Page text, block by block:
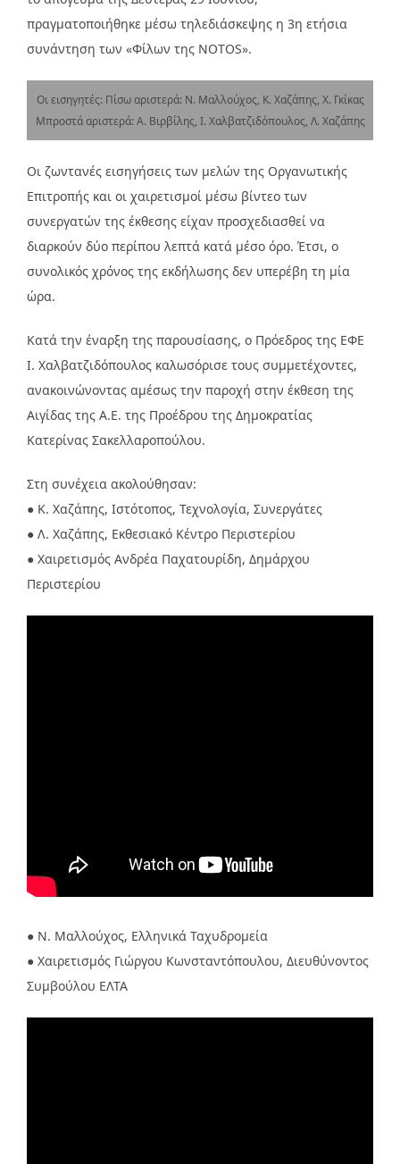
πραγματοποιήθηκε μέσω τηλεδιάσκεψης η 3η ετήσια
συνάντηση των «Φίλων της NOTOS».
Οι εισηγητές: Πίσω αριστερά: Ν. Μαλλούχος, Κ. Χαζάπης, Χ. Γκίκας
Μπροστά αριστερά: Α. Βιρβίλης, Ι. Χαλβατζιδόπουλος, Λ. Χαζάπης
Οι ζωντανές εισηγήσεις των μελών της Οργανωτικής
Επιτροπής και οι χαιρετισμοί μέσω βίντεο των
συνεργατών της έκθεσης είχαν προσχεδιασθεί να
διαρκούν δύο περίπου λεπτά κατά μέσο όρο. Έτσι, ο
συνολικός χρόνος της εκδήλωσης δεν υπερέβη τη μία
ώρα.
Κατά την έναρξη της παρουσίασης, ο Πρόεδρος της ΕΦΕ
Ι. Χαλβατζιδόπουλος καλωσόρισε τους συμμετέχοντες,
ανακοινώνοντας αμέσως την παροχή στην έκθεση της
Αιγίδας της Α.Ε. της Προέδρου της Δημοκρατίας
Κατερίνας Σακελλαροπούλου.
Στη συνέχεια ακολούθησαν:
● Κ. Χαζάπης, Ιστότοπος, Τεχνολογία, Συνεργάτες
● Λ. Χαζάπης, Εκθεσιακό Κέντρο Περιστερίου
● Χαιρετισμός Ανδρέα Παχατουρίδη, Δημάρχου
Περιστερίου
● Ν. Μαλλούχος, Ελληνικά Ταχυδρομεία
● Χαιρετισμός Γιώργου Κωνσταντόπουλου, Διευθύνοντος
Συμβούλου ΕΛΤΑ